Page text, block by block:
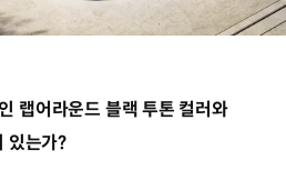
랩어라운드 블랙 투톤 컬러와
있는가?